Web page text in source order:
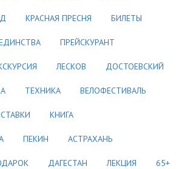
КРАСНАЯ ПРЕСНЯ БИЛЕТЫ
ПРЕЙСКУРАНТ
ЛЕСКОВ ДОСТОЕВСКИЙ
ТЕХНИКА ВЕЛОФЕСТИВАЛЬ
КНИГА
ПЕКИН АСТРАХАНЬ
ДАГЕСТАН ЛЕКЦИЯ 65+